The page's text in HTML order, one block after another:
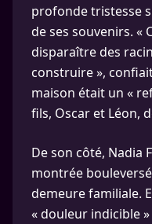
profonde tristesse
de ses souvenirs. «
disparaître des
construire »,
maison était un «
fils, Oscar et Léon,
De son côté, Nadia
montrée
demeure familiale.
« douleur indicible